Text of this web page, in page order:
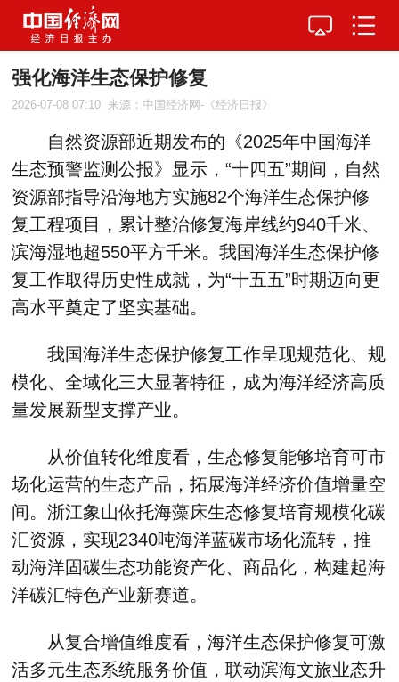
强化海洋生态保护修复
2026-07-08 07:10 来源：中国经济网-《经济日报》
自然资源部近期发布的《2025年中国海洋
生态预警监测公报》显示，“十四五”期间，自然
资源部指导沿海地方实施82个海洋生态保护修
复工程项目，累计整治修复海岸线约940千米、
滨海湿地超550平方千米。我国海洋生态保护修
复工作取得历史性成就，为“十五五”时期迈向更
高水平奠定了坚实基础。
我国海洋生态保护修复工作呈现规范化、规
模化、全域化三大显著特征，成为海洋经济高质
量发展新型支撑产业。
从价值转化维度看，生态修复能够培育可市
场化运营的生态产品，拓展海洋经济价值增量空
间。浙江象山依托海藻床生态修复培育规模化碳
汇资源，实现2340吨海洋蓝碳市场化流转，推
动海洋固碳生态功能资产化、商品化，构建起海
洋碳汇特色产业新赛道。
从复合增值维度看，海洋生态保护修复可激
活多元生态系统服务价值，联动滨海文旅业态升